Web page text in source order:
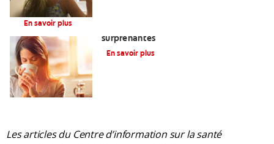
Infant & Toddler
En savoir plus
surprenantes
En savoir plus
Les articles du Centre d’information sur la santé